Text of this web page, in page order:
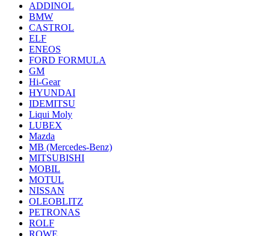
ADDINOL
BMW
CASTROL
ELF
ENEOS
FORD FORMULA
GM
Hi-Gear
HYUNDAI
IDEMITSU
Liqui Moly
LUBEX
Mazda
MB (Mercedes-Вenz)
MITSUBISHI
MOBIL
MOTUL
NISSAN
OLEOBLITZ
PETRONAS
ROLF
ROWE